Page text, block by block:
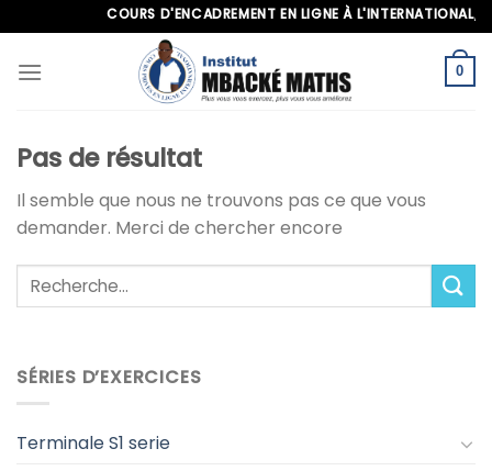
to
content
COURS D'ENCADREMENT EN LIGNE À L'INTERNATIONAL,
0
SÉRIES D’EXERCICES
Terminale S1 serie
Pas de résultat
Il semble que nous ne trouvons pas ce que vous
demander. Merci de chercher encore